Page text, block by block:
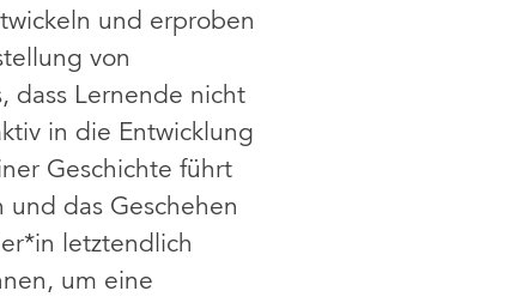
und erproben
von
dass Lernende nicht
in die Entwicklung
Geschichte führt
das Geschehen
letztendlich
um eine